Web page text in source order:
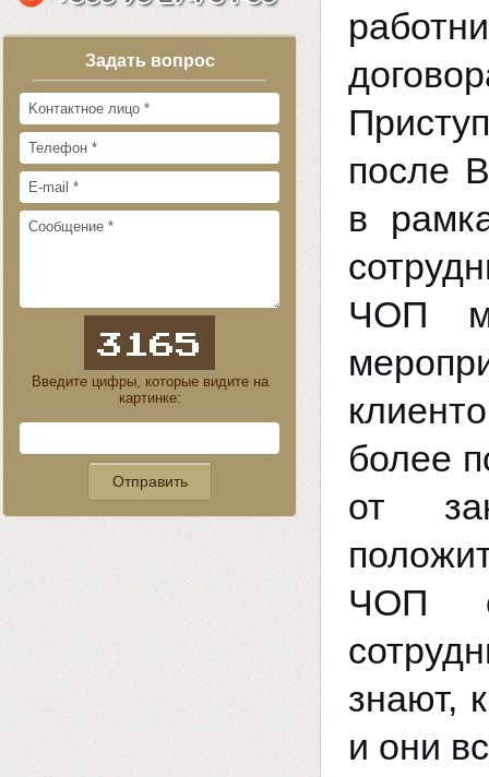
Задать вопрос
Введите цифры, которые видите на
картинке:
после
в
ЧОП
более
от
ЧОП
знают,
и они